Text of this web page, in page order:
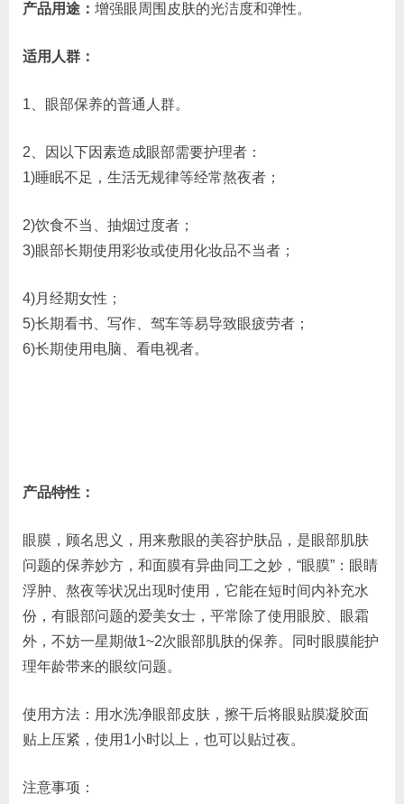
产品用途： 增强眼周围皮肤的光洁度和弹性。
适用人群：
1、眼部保养的普通人群。
2、因以下因素造成眼部需要护理者：
1)睡眠不足，生活无规律等经常熬夜者；
2)饮食不当、抽烟过度者；
3)眼部长期使用彩妆或使用化妆品不当者；
4)月经期女性；
5)长期看书、写作、驾车等易导致眼疲劳者；
6)长期使用电脑、看电视者。
产品特性：
眼膜，顾名思义，用来敷眼的美容护肤品，是眼部肌肤
问题的保养妙方，和面膜有异曲同工之妙，“眼膜”：眼睛
浮肿、熬夜等状况出现时使用，它能在短时间内补充水
份，有眼部问题的爱美女士，平常除了使用眼胶、眼霜
外，不妨一星期做1~2次眼部肌肤的保养。同时眼膜能护
理年龄带来的眼纹问题。
使用方法：用水洗净眼部皮肤，擦干后将眼贴膜凝胶面
贴上压紧，使用1小时以上，也可以贴过夜。
注意事项：